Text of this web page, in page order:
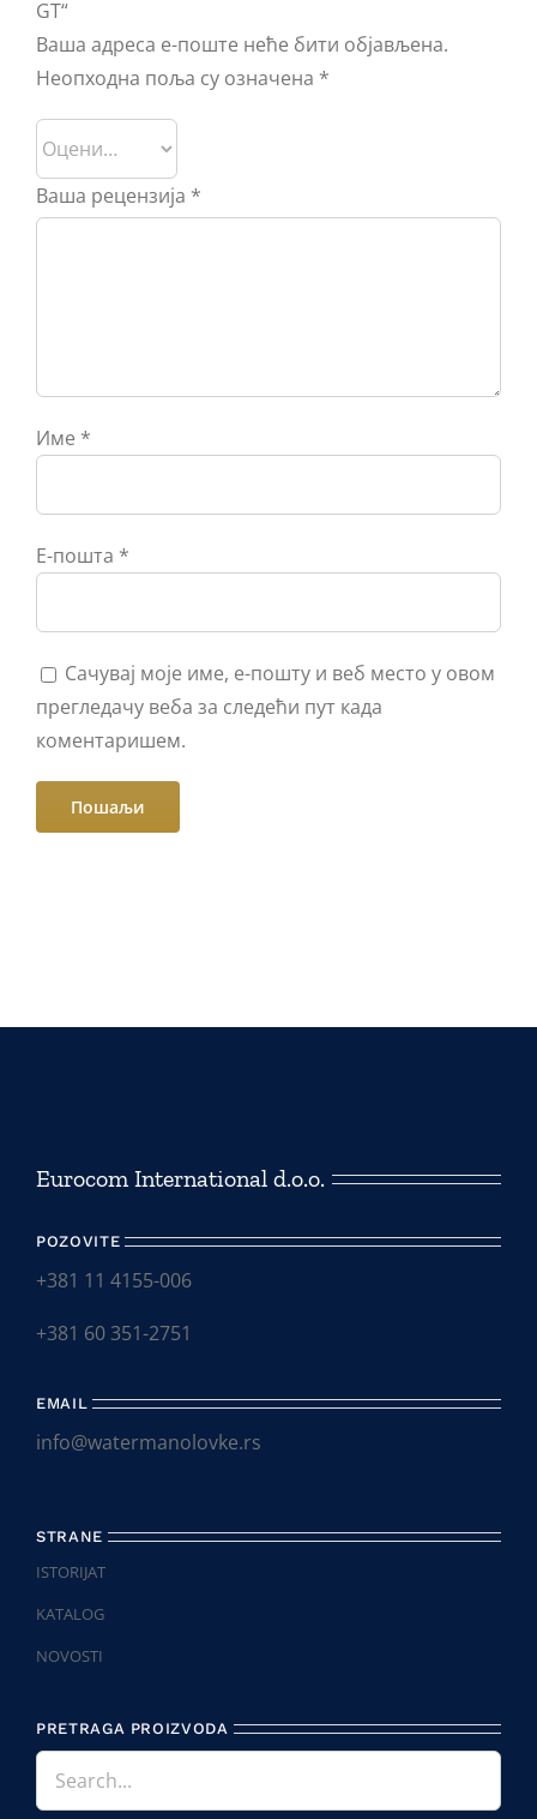
GT“
Ваша адреса е-поште неће бити објављена.
Неопходна поља су означена *
Ваша рецензија *
Име *
Е-пошта *
Сачувај моје име, е-пошту и веб место у овом
прегледачу веба за следећи пут када
коментаришем.
Eurocom International d.o.o.
POZOVITE
+381 11 4155-006
+381 60 351-2751
EMAIL
info@watermanolovke.rs
STRANE
ISTORIJAT
KATALOG
NOVOSTI
PRETRAGA PROIZVODA